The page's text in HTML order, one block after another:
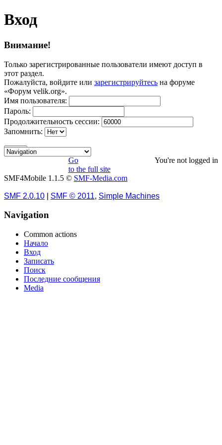
Вход
Внимание!
Только зарегистрированные пользователи имеют доступ в
этот раздел.
Пожалуйста, войдите или зарегистрируйтесь на форуме
«Форум velik.org».
Имя пользователя:
Пароль:
Продолжительность сессии:
Запомнить:
You're not logged in
Go
to the full site
SMF4Mobile 1.1.5 © SMF-Media.com
SMF 2.0.10 SMF © 2011, Simple Machines
Navigation
Common actions
Начало
Вход
Записать
Поиск
Последние сообщения
Media